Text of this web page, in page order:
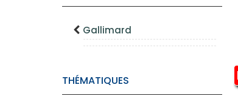
Gallimard
THÉMATIQUES